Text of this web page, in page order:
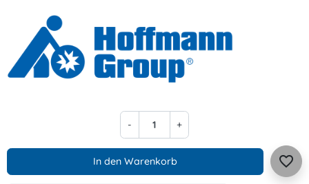
- +
In den Warenkorb favorite_border